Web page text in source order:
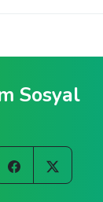
Sosyal